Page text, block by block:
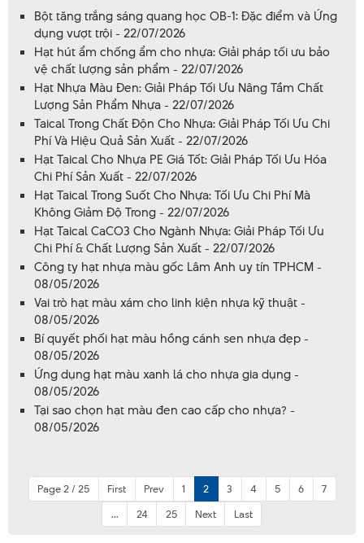
Bột tăng trắng sáng quang học OB-1: Đặc điểm và Ứng
dụng vượt trội - 22/07/2026
Hạt hút ẩm chống ẩm cho nhựa: Giải pháp tối ưu bảo
vệ chất lượng sản phẩm - 22/07/2026
Hạt Nhựa Màu Đen: Giải Pháp Tối Ưu Nâng Tầm Chất
Lượng Sản Phẩm Nhựa - 22/07/2026
Taical Trong Chất Độn Cho Nhựa: Giải Pháp Tối Ưu Chi
Phí Và Hiệu Quả Sản Xuất - 22/07/2026
Hạt Taical Cho Nhựa PE Giá Tốt: Giải Pháp Tối Ưu Hóa
Chi Phí Sản Xuất - 22/07/2026
Hạt Taical Trong Suốt Cho Nhựa: Tối Ưu Chi Phí Mà
Không Giảm Độ Trong - 22/07/2026
Hạt Taical CaCO3 Cho Ngành Nhựa: Giải Pháp Tối Ưu
Chi Phí & Chất Lượng Sản Xuất - 22/07/2026
Công ty hạt nhựa màu gốc Lâm Anh uy tín TPHCM -
08/05/2026
Vai trò hạt màu xám cho linh kiện nhựa kỹ thuật -
08/05/2026
Bí quyết phối hạt màu hồng cánh sen nhựa đẹp -
08/05/2026
Ứng dụng hạt màu xanh lá cho nhựa gia dụng -
08/05/2026
Tại sao chọn hạt màu đen cao cấp cho nhựa? -
08/05/2026
Page 2 / 25 First Prev 1 2 3 4 5 6
7
...
24 25 Next Last